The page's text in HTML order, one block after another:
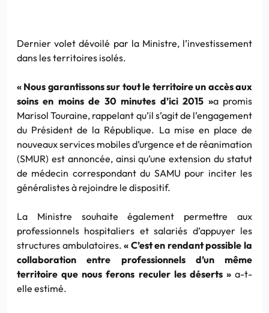
Dernier volet dévoilé par la Ministre, l’investissement
dans les territoires isolés.
« Nous garantissons sur tout le territoire un accès aux
soins en moins de 30 minutes d’ici 2015 »a promis
Marisol Touraine, rappelant qu’il s’agit de l’engagement
du Président de la République. La mise en place de
nouveaux services mobiles d’urgence et de réanimation
(SMUR) est annoncée, ainsi qu’une extension du statut
de médecin correspondant du SAMU pour inciter les
généralistes à rejoindre le dispositif.
La Ministre souhaite également permettre aux
professionnels hospitaliers et salariés d’appuyer les
structures ambulatoires.« C’est en rendant possible la
collaboration entre professionnels d’un même
territoire que nous ferons reculer les déserts »a-t-
elle estimé.